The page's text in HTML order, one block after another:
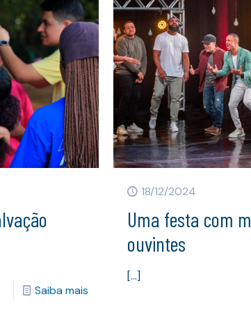
Saiba mais
18/12/2024
Uma festa com
ouvintes
[…]